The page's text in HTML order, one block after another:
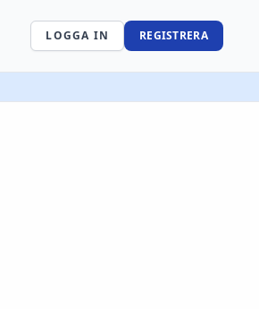
LOGGA IN REGISTRERA